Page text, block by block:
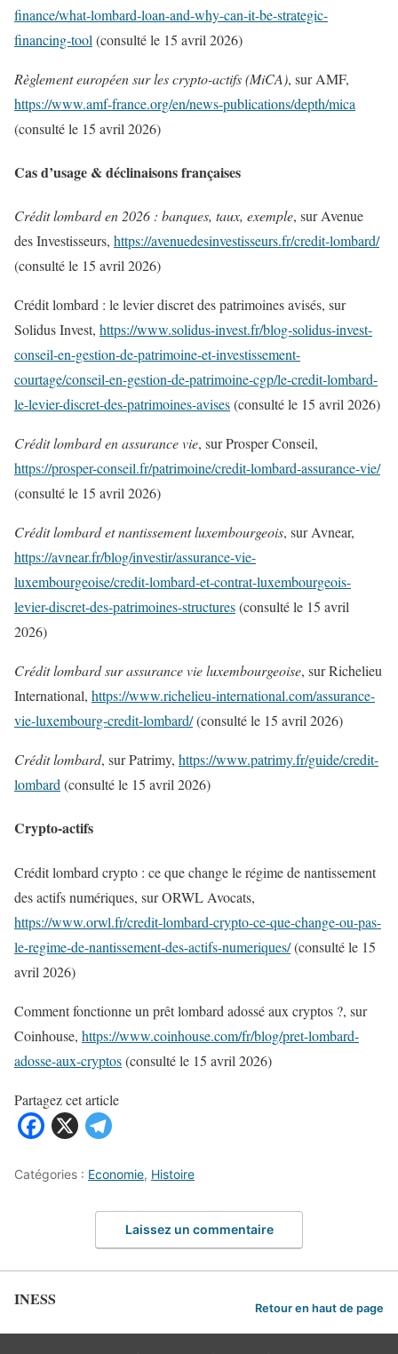
finance/what-lombard-loan-and-why-can-it-be-strategic-
financing-tool (consulté le 15 avril 2026)
Règlement européen sur les crypto-actifs (MiCA), sur AMF,
https://www.amf-france.org/en/news-publications/depth/mica
(consulté le 15 avril 2026)
Cas d’usage & déclinaisons françaises
Crédit lombard en 2026 : banques, taux, exemple, sur Avenue
des Investisseurs, https://avenuedesinvestisseurs.fr/credit-lombard/
(consulté le 15 avril 2026)
Crédit lombard : le levier discret des patrimoines avisés, sur
Solidus Invest, https://www.solidus-invest.fr/blog-solidus-invest-
conseil-en-gestion-de-patrimoine-et-investissement-
courtage/conseil-en-gestion-de-patrimoine-cgp/le-credit-lombard-
le-levier-discret-des-patrimoines-avises(consulté le 15 avril 2026)
Crédit lombard en assurance vie, sur Prosper Conseil,
https://prosper-conseil.fr/patrimoine/credit-lombard-assurance-vie/
(consulté le 15 avril 2026)
Crédit lombard et nantissement luxembourgeois, sur Avnear,
https://avnear.fr/blog/investir/assurance-vie-
luxembourgeoise/credit-lombard-et-contrat-luxembourgeois-
levier-discret-des-patrimoines-structures(consulté le 15 avril
2026)
Crédit lombard sur assurance vie luxembourgeoise, sur Richelieu
International, https://www.richelieu-international.com/assurance-
vie-luxembourg-credit-lombard/(consulté le 15 avril 2026)
Crédit lombard, sur Patrimy, https://www.patrimy.fr/guide/credit-
lombard (consulté le 15 avril 2026)
Crypto-actifs
Crédit lombard crypto : ce que change le régime de nantissement
des actifs numériques, sur ORWL Avocats,
https://www.orwl.fr/credit-lombard-crypto-ce-que-change-ou-pas-
le-regime-de-nantissement-des-actifs-numeriques/(consulté le 15
avril 2026)
Comment fonctionne un prêt lombard adossé aux cryptos ?, sur
Coinhouse, https://www.coinhouse.com/fr/blog/pret-lombard-
adosse-aux-cryptos​​​​​​​​​​​​​​​​(consulté le 15 avril 2026)
Partagez cet article
Catégories : Economie, Histoire
Laissez un commentaire
INESS Retour en haut de page